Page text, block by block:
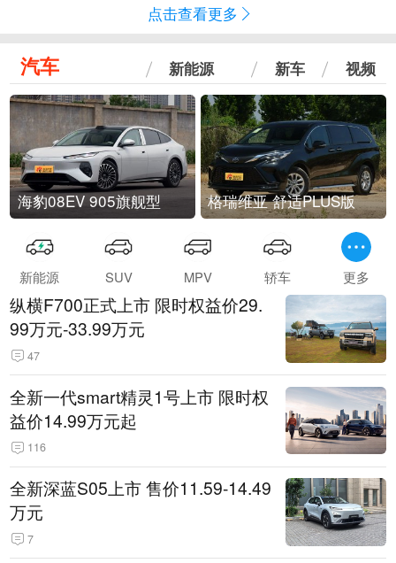
点击查看更多
汽车 新能源 新车 视频
海豹08EV 905旗舰型 格瑞维亚 舒适PLUS版
新能源 SUV MPV 轿车 更多
纵横F700正式上市 限时权益价29.
99万元-33.99万元
47
全新一代smart精灵1号上市 限时权
益价14.99万元起
116
全新深蓝S05上市 售价11.59-14.49
万元
7